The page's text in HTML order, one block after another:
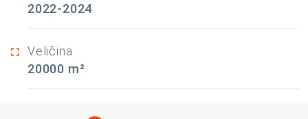
2022-2024
Veličina
20000 m²